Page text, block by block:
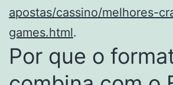
apostas/cassino/melhores-
games.html.
Por que o